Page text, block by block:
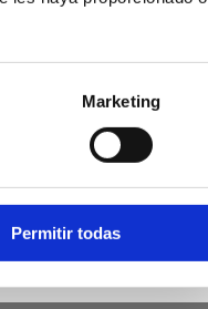
Marketing
Permitir todas